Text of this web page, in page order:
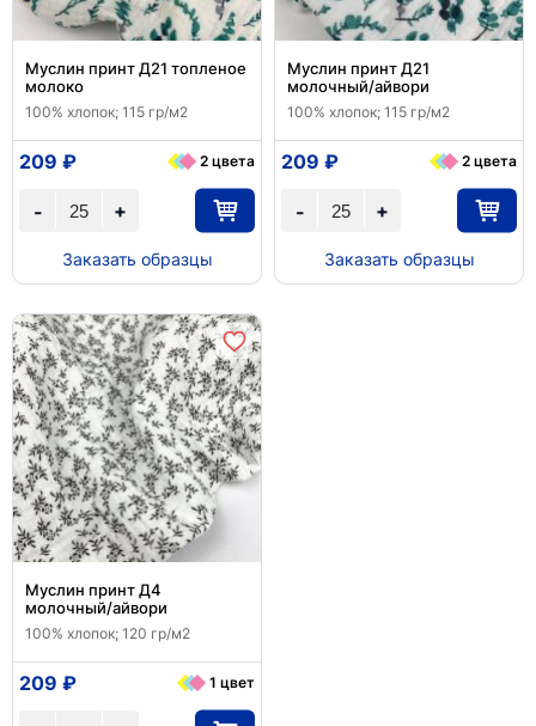
Муслин принт Д21 топленое
молоко
100% хлопок; 115 гр/м2
+
-
209 ₽ 2 цвета
Заказать образцы
Муслин принт Д21
молочный/айвори
100% хлопок; 115 гр/м2
+
-
209 ₽ 2 цвета
Заказать образцы
Муслин принт Д4
молочный/айвори
100% хлопок; 120 гр/м2
209 ₽ 1 цвет